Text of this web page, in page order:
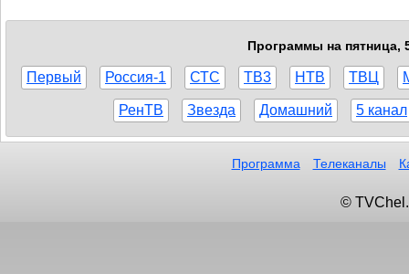
Программы на пятница,
Первый Россия-1 СТС ТВ3 НТВ ТВЦ
РенТВ Звезда Домашний 5 канал
Программа Телеканалы
©